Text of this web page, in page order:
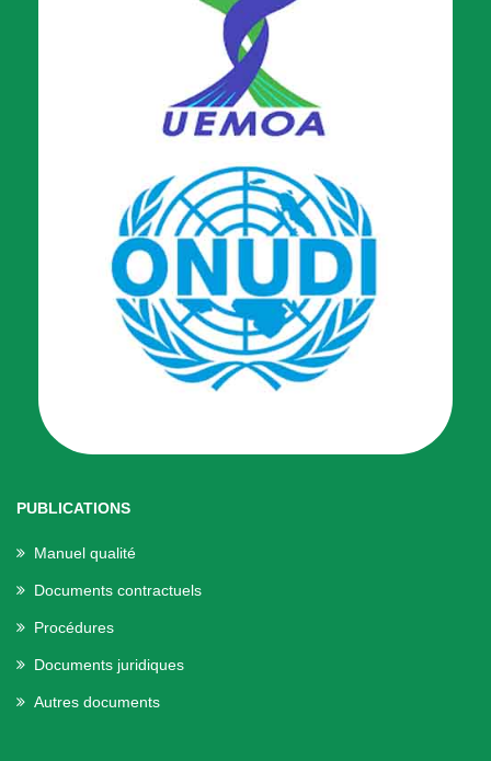
PUBLICATIONS
Manuel qualité
Documents contractuels
Procédures
Documents juridiques
Autres documents